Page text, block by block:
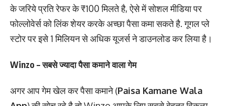
के जरिये प्रति रेफर के ₹100 मिलते है, ऐसे में सोशल मीडिया पर
फोल्लोवेर्स को लिंक शेयर करके अच्छा पैसा कमा सकते है. गूगल प्ले
स्टोर पर इसे 1 मिलियन से अधिक यूजर्स ने डाउनलोड कर लिया है।
Winzo – सबसे ज्यादा पैसा कमाने वाला गेम
अगर आप गेम खेल कर पैसा कमाने (Paisa Kamane Wala